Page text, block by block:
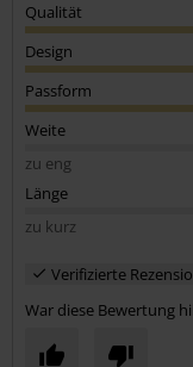
Qualität
Design
Passform
Weite
zu eng
Länge
zu kurz
Verifizierte
War diese Bewertung